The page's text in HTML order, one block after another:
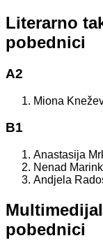
Literarno
pobednici
A2
Miona
B1
Anastasija
Nenad
Andjela
pobednici